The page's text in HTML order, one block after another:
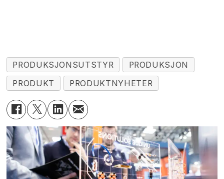
PRODUKSJONSUTSTYR
PRODUKSJON
PRODUKT
PRODUKTNYHETER